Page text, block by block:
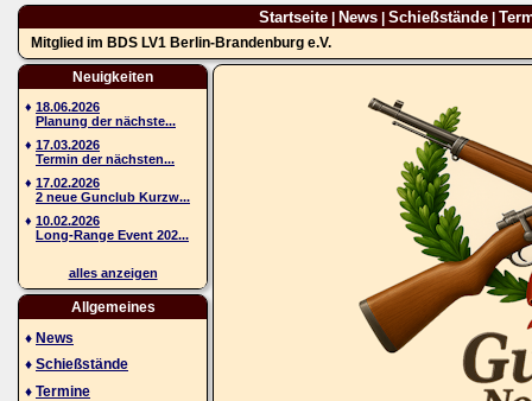
Startseite| News| Schießstände|
Mitglied im BDS LV1 Berlin-Brandenburg e.V.
Neuigkeiten
♦ 18.06.2026
Planung der nächste...
♦ 17.03.2026
Termin der nächsten...
♦ 17.02.2026
2 neue Gunclub Kurzw...
♦ 10.02.2026
Long-Range Event 202...
alles anzeigen
Allgemeines
♦ News
♦ Schießstände
♦ Termine